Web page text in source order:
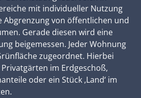
mit individueller Nutzung
Abgrenzung von öffentlichen und
Gerade diesen wird eine
beigemessen. Jeder Wohnung
zugeordnet. Hierbei
im Erdgeschoß,
oder ein Stück ,Land‘ im